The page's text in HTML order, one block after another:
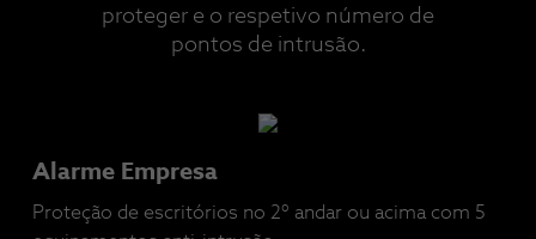
proteger e o respetivo número de
pontos de intrusão.
Alarme Empresa
Proteção de escritórios no 2º andar ou acima com 5